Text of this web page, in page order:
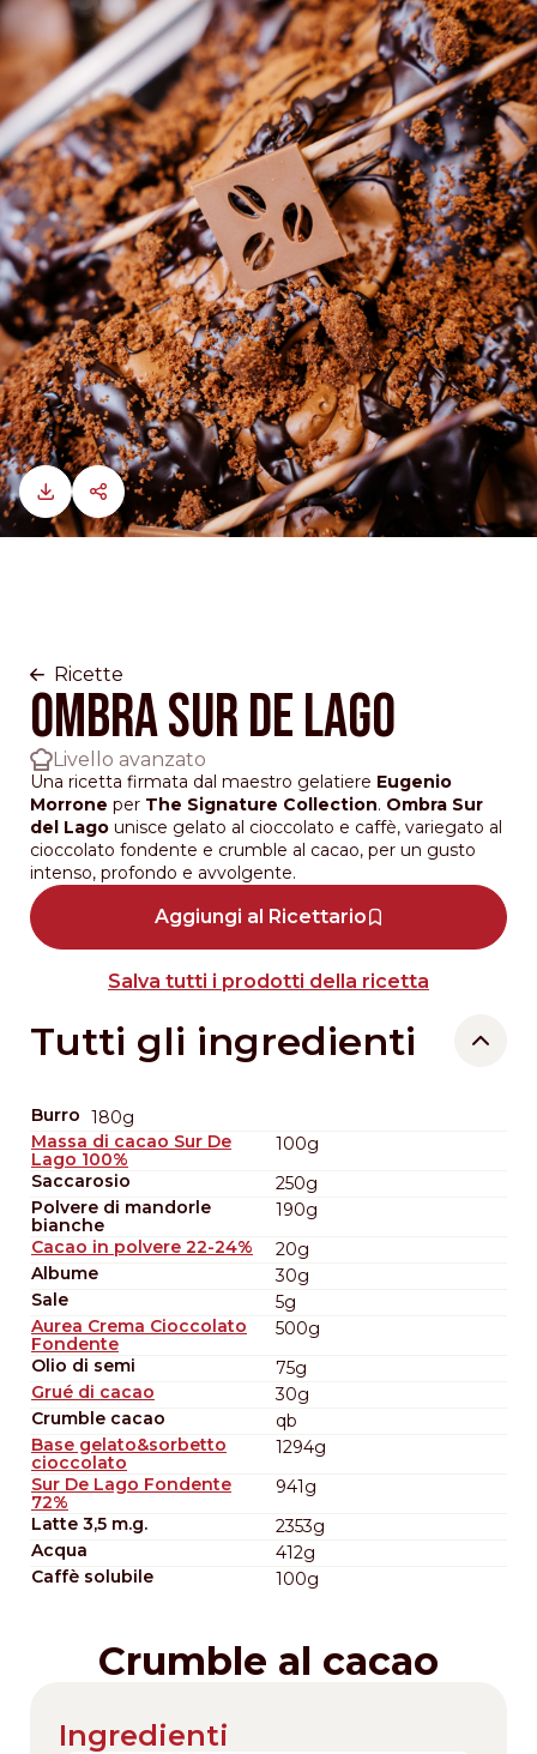
Ricette
Ombra Sur De Lago
Livello avanzato
Una ricetta firmata dal maestro gelatiere Eugenio
Morrone per The Signature Collection. Ombra Sur
del Lago unisce gelato al cioccolato e caffè, variegato al
cioccolato fondente e crumble al cacao, per un gusto
intenso, profondo e avvolgente.
Aggiungi al Ricettario
Salva tutti i prodotti della ricetta
Tutti gli ingredienti
Burro 180g
Massa di cacao Sur De
Lago 100%
100g
Saccarosio
250g
Polvere di mandorle
bianche
190g
Cacao in polvere 22-24%
20g
Albume
30g
Sale
5g
Aurea Crema Cioccolato
Fondente
500g
Olio di semi
75g
Grué di cacao
30g
Crumble cacao
qb
Base gelato&sorbetto
cioccolato
1294g
Sur De Lago Fondente
72%
941g
Latte 3,5 m.g.
2353g
Acqua
412g
Caffè solubile
100g
Crumble al cacao
Ingredienti